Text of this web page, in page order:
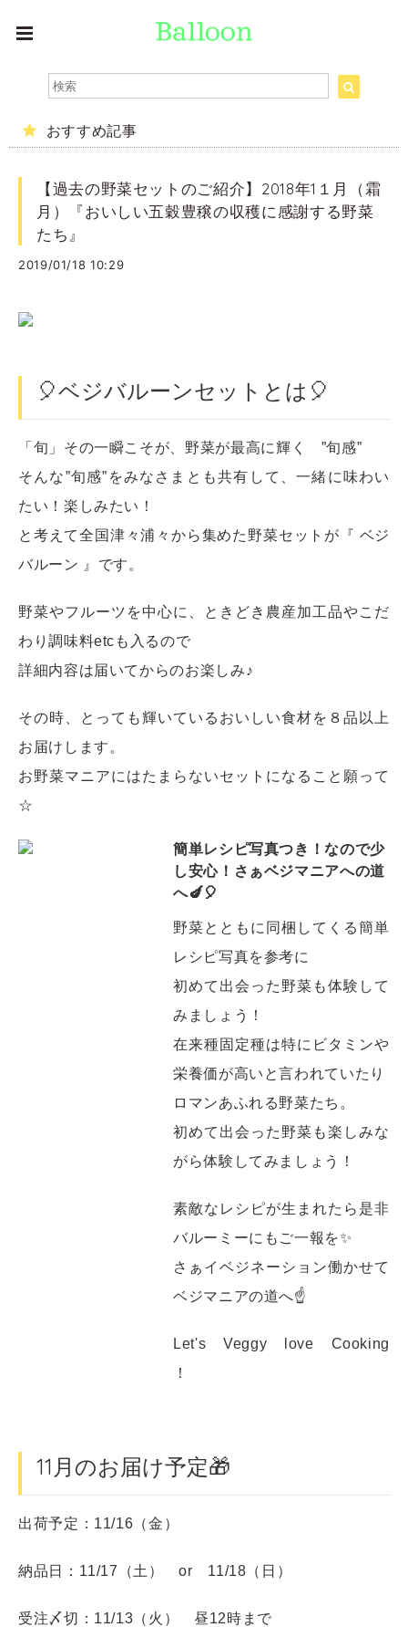
おすすめ記事
【過去の野菜セットのご紹介】2018年1１月（霜
月）『おいしい五穀豊穣の収穫に感謝する野菜
たち』
2019/01/18 10:29
🎈ベジバルーンセットとは🎈
「旬」その一瞬こそが、野菜が最高に輝く ”旬感”
そんな”旬感”をみなさまとも共有して、一緒に味わい
たい！楽しみたい！
と考えて全国津々浦々から集めた野菜セットが『 ベジ
バルーン 』です。
野菜やフルーツを中心に、ときどき農産加工品やこだ
わり調味料etcも入るので
詳細内容は届いてからのお楽しみ♪
その時、とっても輝いているおいしい食材を８品以上
お届けします。
お野菜マニアにはたまらないセットになること願って
☆
簡単レシピ写真つき！なので少
し安心！さぁベジマニアへの道
へ🍆🎈
野菜とともに同梱してくる簡単
レシピ写真を参考に
初めて出会った野菜も体験して
みましょう！
在来種固定種は特にビタミンや
栄養価が高いと言われていたり
ロマンあふれる野菜たち。
初めて出会った野菜も楽しみな
がら体験してみましょう！
素敵なレシピが生まれたら是非
バルーミーにもご一報を✨
さぁイベジネーション働かせて
ベジマニアの道へ☝
Let's Veggy love Cooking
！
11月のお届け予定🎁
出荷予定：11/16（金）
納品日：11/17（土） or 11/18（日）
受注〆切：11/13（火） 昼12時まで